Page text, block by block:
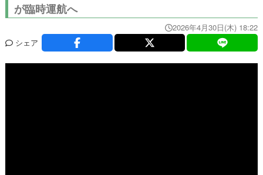
が臨時運航へ
2026年4月30日(木) 18:22
シェア